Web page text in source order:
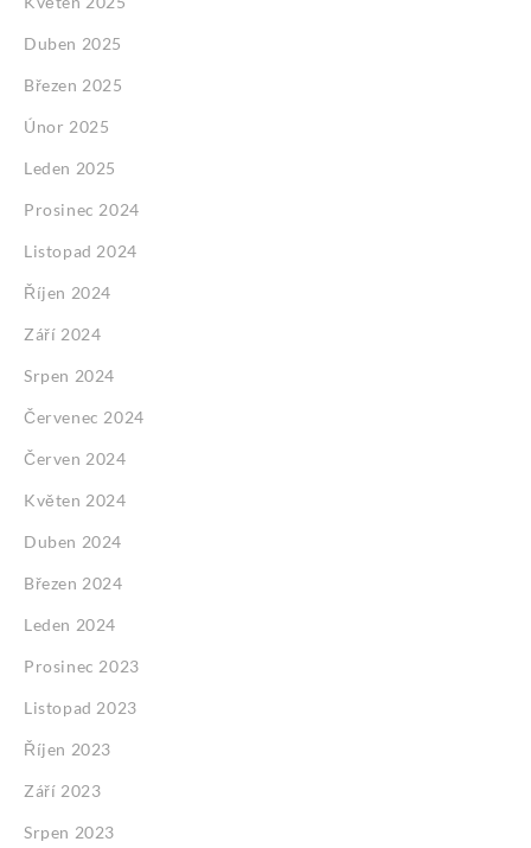
Duben 2025
Březen 2025
Únor 2025
Leden 2025
Prosinec 2024
Listopad 2024
Říjen 2024
Září 2024
Srpen 2024
Červenec 2024
Červen 2024
Květen 2024
Duben 2024
Březen 2024
Leden 2024
Prosinec 2023
Listopad 2023
Říjen 2023
Září 2023
Srpen 2023